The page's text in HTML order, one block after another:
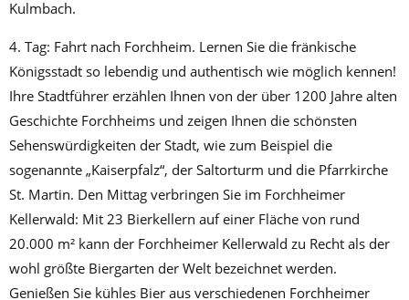
Kulmbach.
4. Tag: Fahrt nach Forchheim. Lernen Sie die fränkische
Königsstadt so lebendig und authentisch wie möglich kennen!
Ihre Stadtführer erzählen Ihnen von der über 1200 Jahre alten
Geschichte Forchheims und zeigen Ihnen die schönsten
Sehenswürdigkeiten der Stadt, wie zum Beispiel die
sogenannte „Kaiserpfalz“, der Saltorturm und die Pfarrkirche
St. Martin. Den Mittag verbringen Sie im Forchheimer
Kellerwald: Mit 23 Bierkellern auf einer Fläche von rund
20.000 m² kann der Forchheimer Kellerwald zu Recht als der
wohl größte Biergarten der Welt bezeichnet werden.
Genießen Sie kühles Bier aus verschiedenen Forchheimer